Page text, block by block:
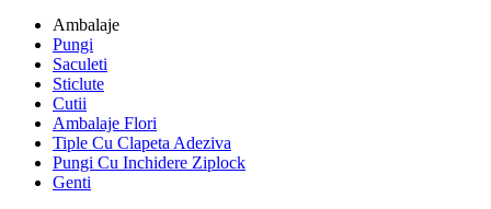
Ambalaje
Pungi
Saculeti
Sticlute
Cutii
Ambalaje Flori
Tiple Cu Clapeta Adeziva
Pungi Cu Inchidere Ziplock
Genti